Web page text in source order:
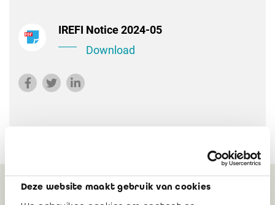
Deze website maakt gebruik van cookies
IREFI Notice 2024-05
Download